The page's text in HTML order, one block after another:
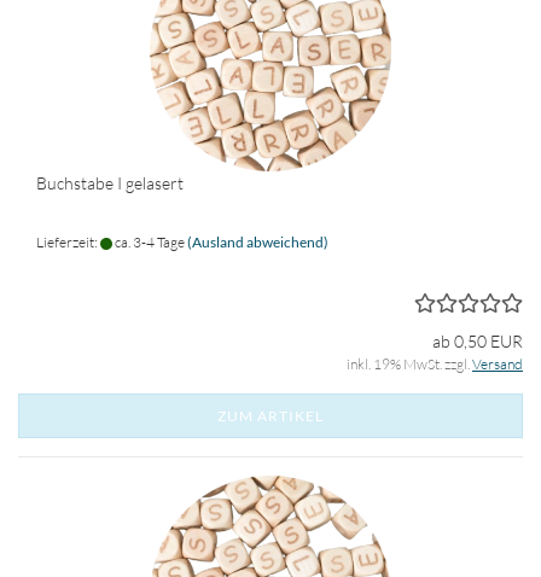
Buchstabe I gelasert
Lieferzeit: ca. 3-4 Tage(Ausland abweichend)
ab 0,50 EUR
inkl. 19% MwSt. zzgl.Versand
ZUM ARTIKEL